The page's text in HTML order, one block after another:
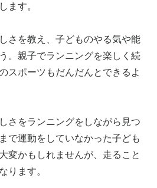
ます。
さを教え、子どものやる気や能
。親子でランニングを楽しく続
スポーツもだんだんとできるよ
さをランニングをしながら見つ
で運動をしていなかった子ども
変かもしれませんが、走ること
ります。